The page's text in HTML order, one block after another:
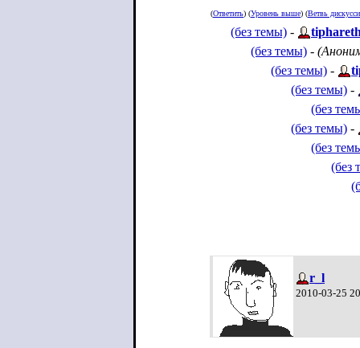
(Ответить) (Уровень выше) (Ветвь
(без темы) -
(без темы) -
(без темы) -
(без темы) -
(без
(без темы) -
(без
(без
r_l
2010-03-25